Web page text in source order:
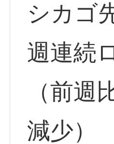
シカ
週連続
（前
減少）